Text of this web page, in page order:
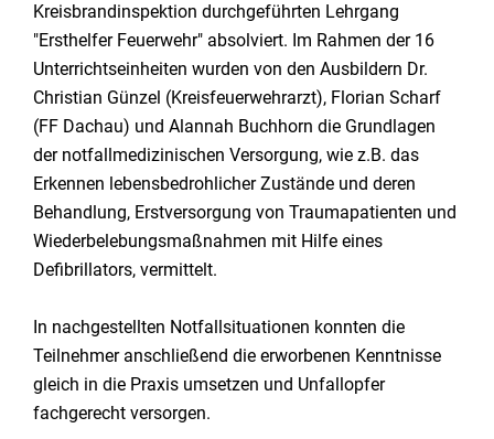
Kreisbrandinspektion durchgeführten Lehrgang
"Ersthelfer Feuerwehr" absolviert. Im Rahmen der 16
Unterrichtseinheiten wurden von den Ausbildern Dr.
Christian Günzel (Kreisfeuerwehrarzt), Florian Scharf
(FF Dachau) und Alannah Buchhorn die Grundlagen
der notfallmedizinischen Versorgung, wie z.B. das
Erkennen lebensbedrohlicher Zustände und deren
Behandlung, Erstversorgung von Traumapatienten und
Wiederbelebungsmaßnahmen mit Hilfe eines
Defibrillators, vermittelt.
In nachgestellten Notfallsituationen konnten die
Teilnehmer anschließend die erworbenen Kenntnisse
gleich in die Praxis umsetzen und Unfallopfer
fachgerecht versorgen.